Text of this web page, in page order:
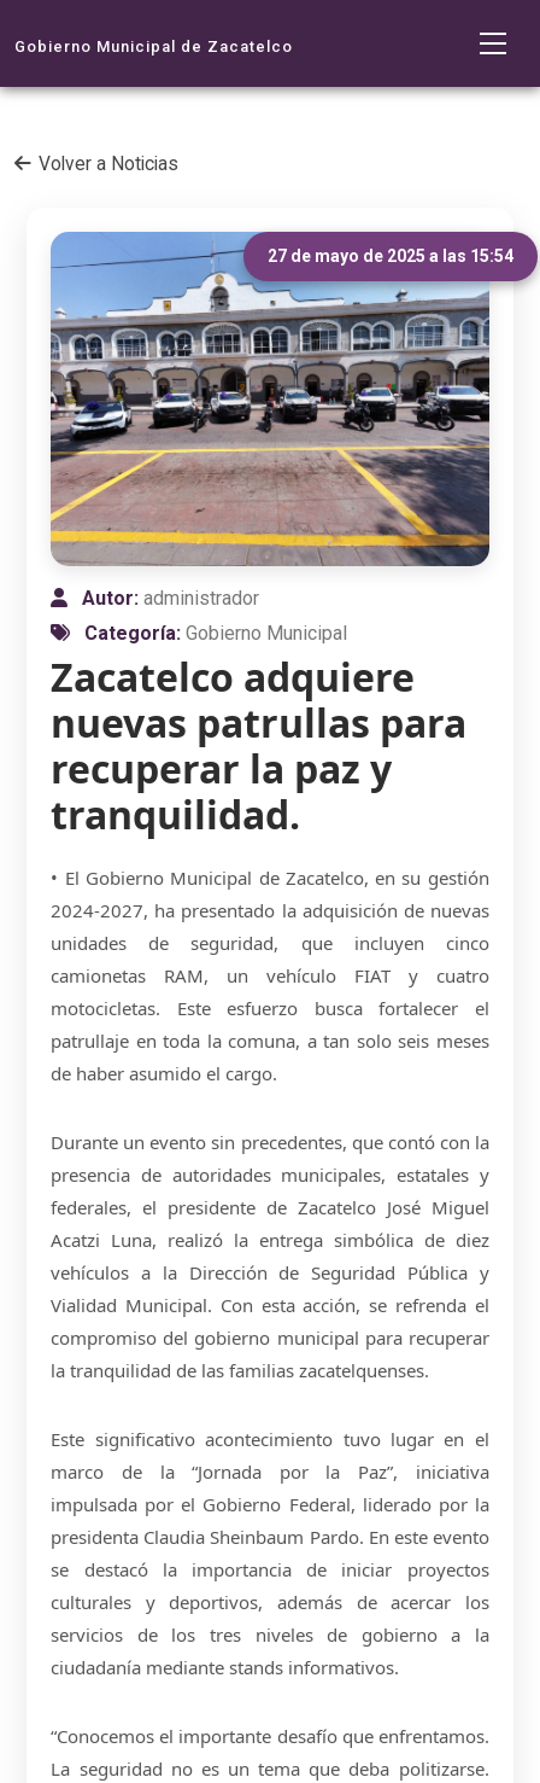
Gobierno Municipal de Zacatelco
Volver a Noticias
27 de mayo de 2025 a las 15:54
Autor:administrador
Categoría:Gobierno Municipal
Zacatelco adquiere
nuevas patrullas para
recuperar la paz y
tranquilidad.
• El Gobierno Municipal de Zacatelco, en su gestión
2024-2027, ha presentado la adquisición de nuevas
unidades de seguridad, que incluyen cinco
camionetas RAM, un vehículo FIAT y cuatro
motocicletas. Este esfuerzo busca fortalecer el
patrullaje en toda la comuna, a tan solo seis meses
de haber asumido el cargo.
Durante un evento sin precedentes, que contó con la
presencia de autoridades municipales, estatales y
federales, el presidente de Zacatelco José Miguel
Acatzi Luna, realizó la entrega simbólica de diez
vehículos a la Dirección de Seguridad Pública y
Vialidad Municipal. Con esta acción, se refrenda el
compromiso del gobierno municipal para recuperar
la tranquilidad de las familias zacatelquenses.
Este significativo acontecimiento tuvo lugar en el
marco de la “Jornada por la Paz”, iniciativa
impulsada por el Gobierno Federal, liderado por la
presidenta Claudia Sheinbaum Pardo. En este evento
se destacó la importancia de iniciar proyectos
culturales y deportivos, además de acercar los
servicios de los tres niveles de gobierno a la
ciudadanía mediante stands informativos.
“Conocemos el importante desafío que enfrentamos.
La seguridad no es un tema que deba politizarse.